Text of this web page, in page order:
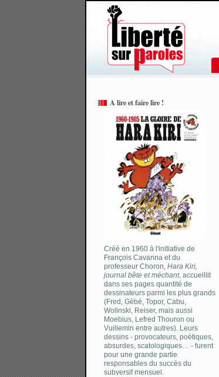
A lire et faire lire !
Créé en 1960 à l'initiative de
François Cavanna et du
professeur Choron, Hara Kiri,
journal bête et méchant, accueillit
dans ses pages quantité de
dessinateurs parmi les plus grands
(Fred, Gébé, Topor, Cabu,
Wolinski, Reiser, mais aussi
Moebius, Lefred Thouron ou
Vuillemin entre autres). Leurs
dessins - provocateurs, poétiques,
absurdes, scatologiques… - furent
pour une grande partie
responsables du succès du
subversif mensuel.